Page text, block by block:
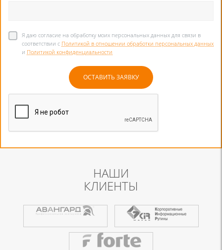
Я даю согласие на обработку моих персональных данных для связи в
соответствии с Политикой в отношении обработки персональных данных
и Политикой конфиденциальности
НАШИ
КЛИЕНТЫ